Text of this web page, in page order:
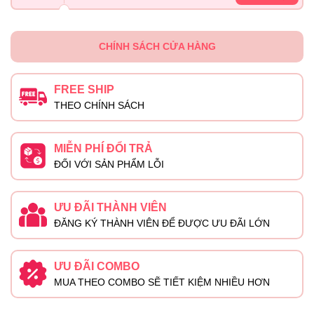
CHÍNH SÁCH CỬA HÀNG
FREE SHIP
THEO CHÍNH SÁCH
MIỄN PHÍ ĐỔI TRẢ
ĐỐI VỚI SẢN PHẨM LỖI
ƯU ĐÃI THÀNH VIÊN
ĐĂNG KÝ THÀNH VIÊN ĐỂ ĐƯỢC ƯU ĐÃI LỚN
ƯU ĐÃI COMBO
MUA THEO COMBO SẼ TIẾT KIỆM NHIỀU HƠN